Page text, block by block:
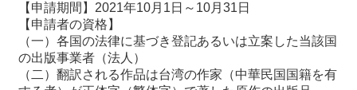
事
【申請期間】2021年10月1日～10月31日
【申請者の資格】
（一）各国の法律に基づき登記あるいは立案した当該国
の出版事業者（法人）
（二）翻訳される作品は台湾の作家（中華民国国籍を有